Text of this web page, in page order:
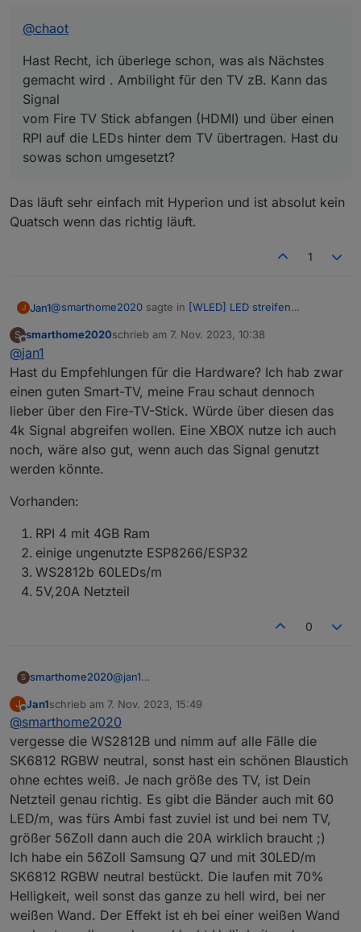
@chaot
Hast Recht, ich überlege schon, was als Nächstes
gemacht wird . Ambilight für den TV zB. Kann das
Signal
vom Fire TV Stick abfangen (HDMI) und über einen
RPI auf die LEDs hinter dem TV übertragen. Hast du
sowas schon umgesetzt?
Das läuft sehr einfach mit Hyperion und ist absolut kein
Quatsch wenn das richtig läuft.
1
J Jan1@smarthome2020 sagte in [WLED] LED streifen
Hast Recht, ich überlege schon, was als Nächstes
gemacht wird . Ambilight für den TV zB. Kann das
Signal
vom Fire TV Stick abfangen (HDMI) und über einen
RPI auf die LEDs hinter dem TV übertragen. Hast du
sowas schon umgesetzt?
Das läuft sehr einfach mit Hyperion und ist absolut kein
Quatsch wenn das richtig läuft.
S
Offline
smarthome2020schrieb am 7. Nov. 2023, 10:38
zuletzt editiert von
@jan1
Hast du Empfehlungen für die Hardware? Ich hab zwar
einen guten Smart-TV, meine Frau schaut dennoch
lieber über den Fire-TV-Stick. Würde über diesen das
4k Signal abgreifen wollen. Eine XBOX nutze ich auch
noch, wäre also gut, wenn auch das Signal genutzt
werden könnte.
Vorhanden:
RPI 4 mit 4GB Ram
einige ungenutzte ESP8266/ESP32
WS2812b 60LEDs/m
5V,20A Netzteil
0
S smarthome2020@jan1
hab zwar einen guten Smart-TV, meine Frau
schaut dennoch lieber über den Fire-TV-
Stick. Würde über diesen das 4k Signal
abgreifen wollen. Eine XBOX nutze ich auch
noch, wäre also gut, wenn auch das Signal
genutzt werden könnte.
Vorhanden:
RPI 4 mit 4GB Ram
einige ungenutzte ESP8266/ESP32
WS2812b 60LEDs/m
5V,20A Netzteil
J
Offline
Jan1schrieb am 7. Nov. 2023, 15:49
zuletzt editiert von
@smarthome2020
vergesse die WS2812B und nimm auf alle Fälle die
SK6812 RGBW neutral, sonst hast ein schönen Blaustich
ohne echtes weiß. Je nach größe des TV, ist Dein
Netzteil genau richtig. Es gibt die Bänder auch mit 60
LED/m, was fürs Ambi fast zuviel ist und bei nem TV,
größer 56Zoll dann auch die 20A wirklich braucht ;)
Ich habe ein 56Zoll Samsung Q7 und mit 30LED/m
SK6812 RGBW neutral bestückt. Die laufen mit 70%
Helligkeit, weil sonst das ganze zu hell wird, bei ner
weißen Wand. Der Effekt ist eh bei einer weißen Wand